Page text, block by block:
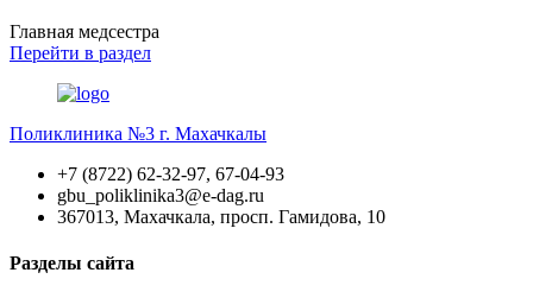
Главная медсестра
Перейти в раздел
Поликлиника №3 г. Махачкалы
+7 (8722) 62-32-97, 67-04-93
gbu_poliklinika3@e-dag.ru
367013, Махачкала, просп. Гамидова, 10
Разделы сайта